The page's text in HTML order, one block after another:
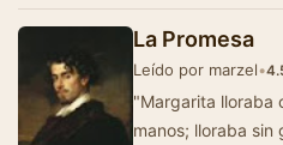
La Promesa
Leído por marzel•
"Margarita lloraba
manos; lloraba sin